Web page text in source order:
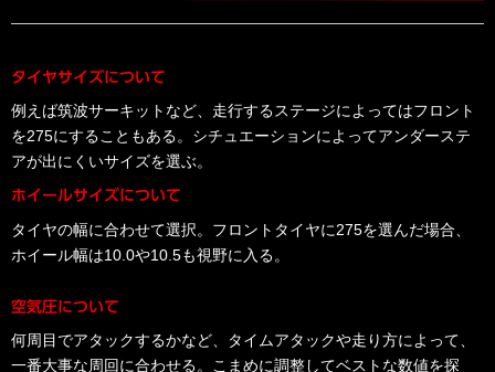
タイヤサイズについて
例えば筑波サーキットなど、走行するステージによってはフロント
を275にすることもある。シチュエーションによってアンダーステ
アが出にくいサイズを選ぶ。
ホイールサイズについて
タイヤの幅に合わせて選択。フロントタイヤに275を選んだ場合、
ホイール幅は10.0や10.5も視野に入る。
空気圧について
何周目でアタックするかなど、タイムアタックや走り方によって、
一番大事な周回に合わせる。こまめに調整してベストな数値を探